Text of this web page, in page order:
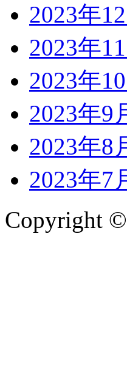
2023年12
2023年11
2023年10
2023年9
2023年8
2023年7
Copyright